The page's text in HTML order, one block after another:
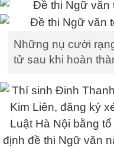
Những nụ cười
tử sau khi hoàn